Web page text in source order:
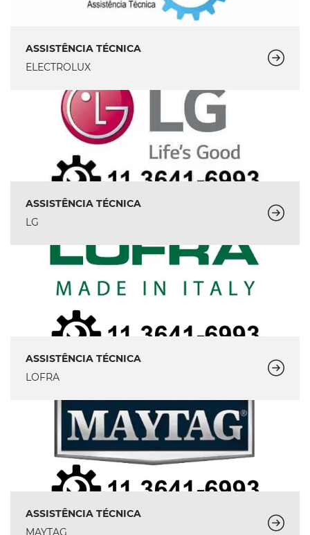
ASSISTÊNCIA TÉCNICA
ELECTROLUX
ASSISTÊNCIA TÉCNICA
LG
ASSISTÊNCIA TÉCNICA
LOFRA
ASSISTÊNCIA TÉCNICA